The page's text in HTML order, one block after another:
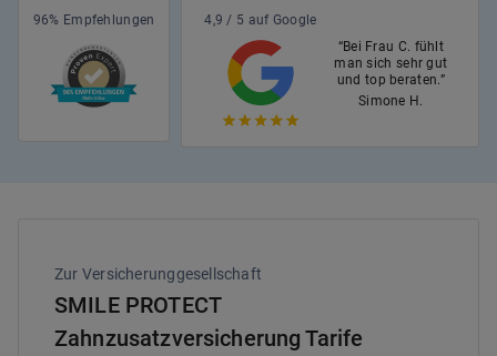
96% Empfehlungen
4,9 / 5 auf Google
“Bei Frau C. fühlt
man sich sehr gut
und top beraten.”
Simone H.
Zur Versicherunggesellschaft
SMILE PROTECT
Zahnzusatzversicherung Tarife